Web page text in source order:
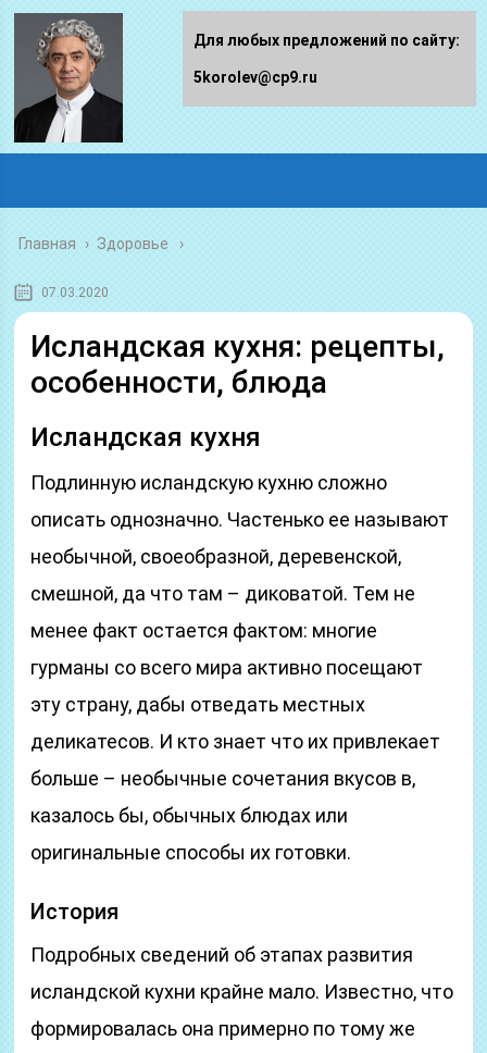
Главная › Здоровье
07.03.2020
Исландская кухня: рецепты,
особенности, блюда
Исландская кухня
Подлинную исландскую кухню сложно
описать однозначно. Частенько ее называют
необычной, своеобразной, деревенской,
смешной, да что там – диковатой. Тем не
менее факт остается фактом: многие
гурманы со всего мира активно посещают
эту страну, дабы отведать местных
деликатесов. И кто знает что их привлекает
больше – необычные сочетания вкусов в,
казалось бы, обычных блюдах или
оригинальные способы их готовки.
История
Подробных сведений об этапах развития
исландской кухни крайне мало. Известно, что
формировалась она примерно по тому же
Для любых предложений по сайту:
5korolev@cp9.ru